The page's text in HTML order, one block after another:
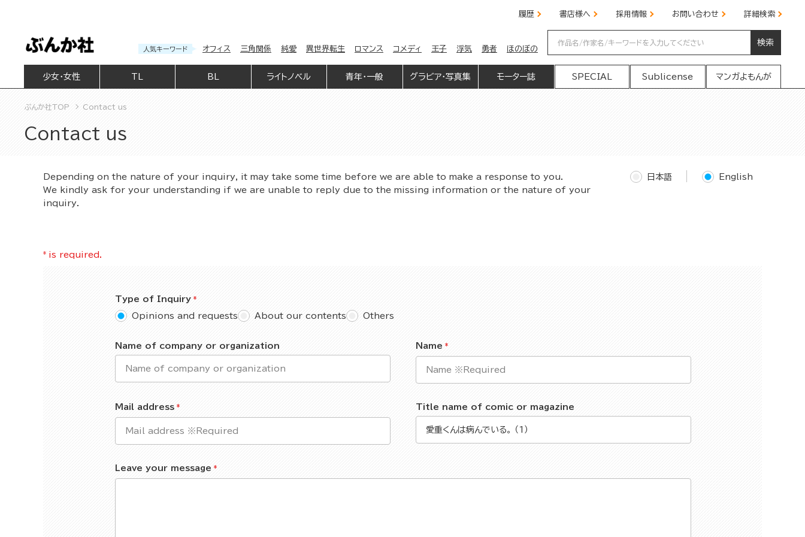
履歴 書店様へ 採用情報 お問い合わせ 詳細検索
人気キーワード オフィス 三角関係 純愛 異世界転生 ロマンス コメディ 王子 浮気 勇者 ほのぼの
検索
少女・女性 BL ライトノベル 青年・一般 グラビア・写真集 モーター誌 SPECIAL Sublicense マンガよもんが
ぶんか社TOP Contact us
Contact us
Depending on the nature of your inquiry, it may take some time before we are able to make a response to you.
We kindly ask for your understanding if we are unable to reply due to the missing information or the nature of your
inquiry.
日本語 English
* is required.
Type of Inquiry
Opinions and requests
About our contents Others
Name of company or organization Name
Mail address Title name of comic or magazine
Leave your message